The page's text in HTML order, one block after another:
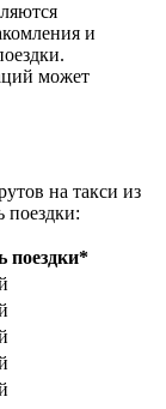
и
может
на такси из
поездки:
поездки*